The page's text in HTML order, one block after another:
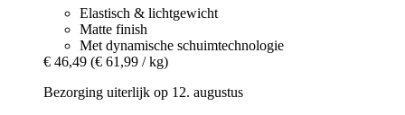
Elastisch & lichtgewicht
Matte finish
Met dynamische schuimtechnologie
€ 46,49 (€ 61,99 / kg)
Bezorging uiterlijk op 12. augustus